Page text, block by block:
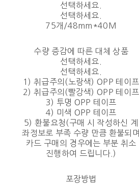
선택하세요.
선택하세요.
75개/48mm*40M
수량 증감에 따른 대체 상품
선택하세요.
선택하세요.
1) 취급주의(노랑색) OPP 테이프
2) 취급주의(빨강색) OPP 테이프
3) 투명 OPP 테이프
4) 미색 OPP 테이프
5) 환불요청(구매 시 작성하신 계
좌정보로 부족 수량 만큼 환불되며
카드 구매의 경우에는 부분 취소
진행하여 드립니다.)
포장방법